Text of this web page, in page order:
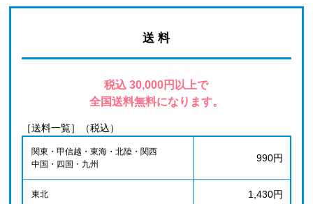
送 料
税込 30,000円以上で
全国送料無料になります。
［送料一覧］（税込）
関東・甲信越・東海・北陸・関西
中国・四国・九州
990円
東北 1,430円